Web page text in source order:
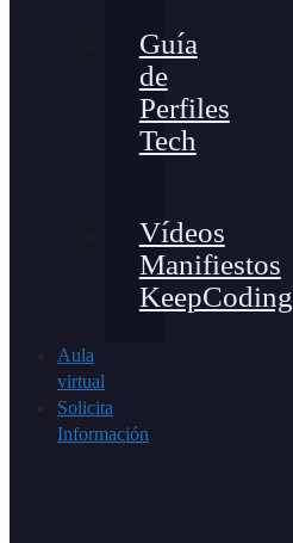
Guía
de
Perfiles
Tech
Vídeos
Manifiestos
KeepCoding
Aula
virtual
Solicita
Información